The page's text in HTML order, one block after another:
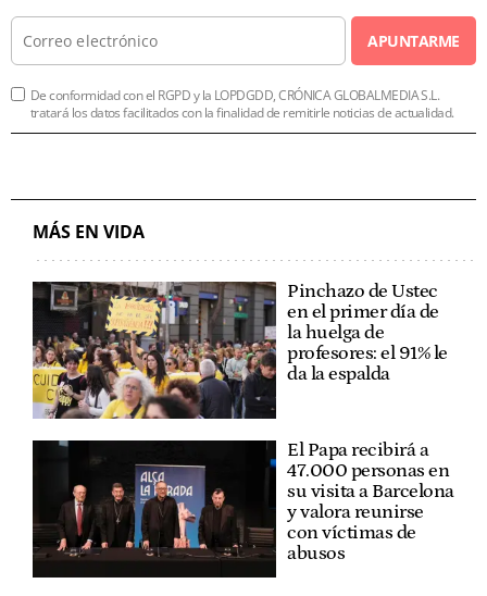
APUNTARME
De conformidad con el RGPD y la LOPDGDD, CRÓNICA GLOBALMEDIA S.L.
tratará los datos facilitados con la finalidad de remitirle noticias de actualidad.
MÁS EN VIDA
Pinchazo de Ustec
en el primer día de
la huelga de
profesores: el 91% le
da la espalda
El Papa recibirá a
47.000 personas en
su visita a Barcelona
y valora reunirse
con víctimas de
abusos